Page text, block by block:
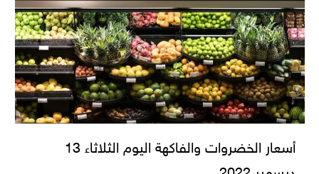
أسعار الخضروات والفاكهة اليوم الثلاثاء 13